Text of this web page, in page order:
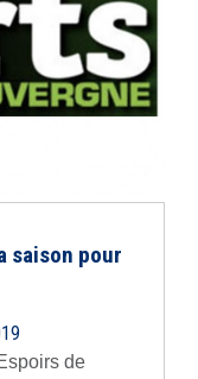
saison pour
de